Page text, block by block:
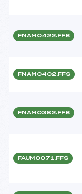
FNAM0422.FFS
FNAM0402.FFS
FNAM0382.FFS
FAUM0071.FFS